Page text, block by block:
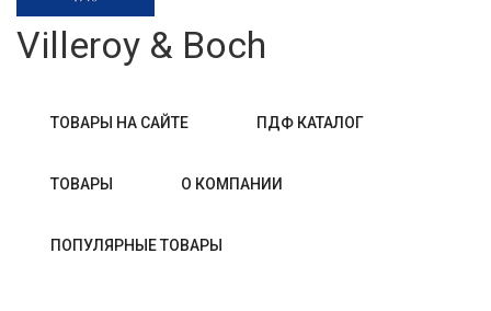
Villeroy & Boch
ТОВАРЫ НА САЙТЕ ПДФ КАТАЛОГ
ТОВАРЫ О КОМПАНИИ
ПОПУЛЯРНЫЕ ТОВАРЫ